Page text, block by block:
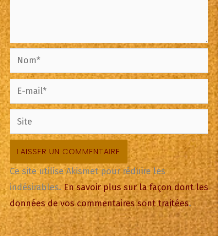
Nom*
mail*
Site
Ce site utilise Akismet pour réduire les
indésirables.En savoir plus sur la façon dont les
données de vos commentaires sont traitées.